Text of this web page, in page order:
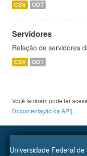
CSV ODT
Servidores
Relação de servidores
CSV ODT
Você também pode ter
Documentação da API).
Universidade Federal